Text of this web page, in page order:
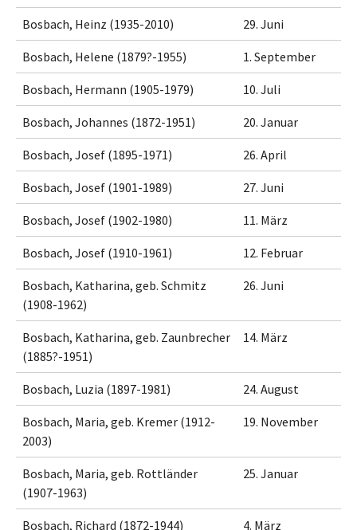
Bosbach, Heinz (1935-2010) 29. Juni
Bosbach, Helene (1879?-1955) 1. September
Bosbach, Hermann (1905-1979) 10. Juli
Bosbach, Johannes (1872-1951) 20. Januar
Bosbach, Josef (1895-1971) 26. April
Bosbach, Josef (1901-1989) 27. Juni
Bosbach, Josef (1902-1980) 11. März
Bosbach, Josef (1910-1961) 12. Februar
Bosbach, Katharina, geb. Schmitz
(1908-1962)
26. Juni
Bosbach, Katharina, geb. Zaunbrecher
(1885?-1951)
14. März
Bosbach, Luzia (1897-1981) 24. August
Bosbach, Maria, geb. Kremer (1912-
2003)
19. November
Bosbach, Maria, geb. Rottländer
(1907-1963)
25. Januar
Bosbach, Richard (1872-1944) 4. März